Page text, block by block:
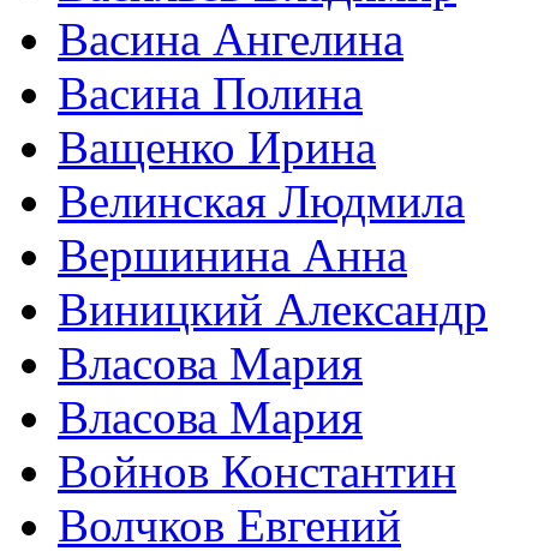
Васина Ангелина
Васина Полина
Ващенко Ирина
Велинская Людмила
Вершинина Анна
Виницкий Александр
Власова Мария
Власова Мария
Войнов Константин
Волчков Евгений